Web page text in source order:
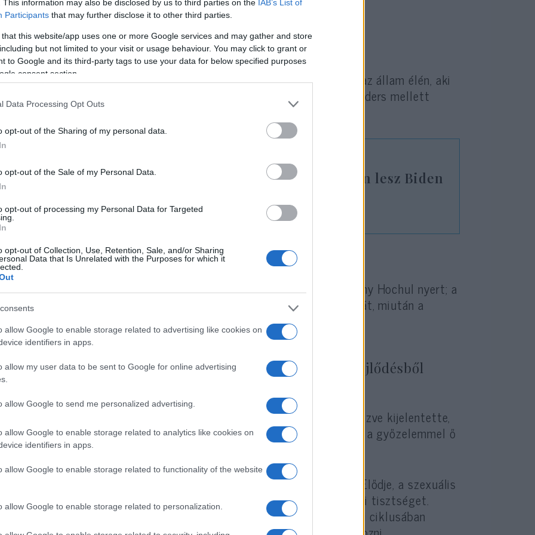
This information may also be disclosed by us to third parties on the IAB’s List of
Participants that may further disclose it to other third parties.
that this website/app uses one or more Google services and may gather and store
but not limited to your visit or usage behaviour. You may click to grant or
to Google and its third-party tags to use your data for below specified purposes
consent section.
Data Processing Opt Outs
opt-out of the Sharing of my personal data.
opt-out of the Sale of my Personal Data.
opt-out of processing my Personal Data for Targeted
opt-out of Collection, Use, Retention, Sale, and/or Sharing
Data that Is Unrelated with the Purposes for which it
allow Google to enable storage related to advertising like cookies on
identifiers in apps.
allow my user data to be sent to Google for online advertising
allow Google to send me personalized advertising.
allow Google to enable storage related to analytics like cookies on
identifiers in apps.
allow Google to enable storage related to functionality of the website
allow Google to enable storage related to personalization.
le a politikus.
Huckabee Sanders Asa Hutchinson republikánus politikust váltja az állam élén, aki
nem indulhatott többször a kormányzói posztért. Hutchinson is Sanders mellett
Ebben a 8 államban dől el, hogy milyen lesz Biden
York államban marad a demokrata kormányzó
York államban a tavaly hivatalba lépett demokrata kormányzó, Kathy Hochul nyert; a
Manhattanben, támogatói előtt győztesnek nyilvánította magát, miután a
New York-iak elutasították, hogy visszaforduljanak a fejlődésből
ki Kathy Hochul kedden éjszaka. Szavait támogatóinak címezve kijelentette,
hangosan és világosan hallatták hangjukat. Rámutatott arra, hogy a győzelemmel ő
York állam első megválasztott női kormányzója.
Hochul tavaly augusztusig az állam helyettes kormányzója volt. Elődje, a szexuális
vádolt Andrew Cuomo lemondása után vette át a kormányzói tisztséget.
beszédében azt ígérte, hogy első teljes négyéves kormányzói ciklusában